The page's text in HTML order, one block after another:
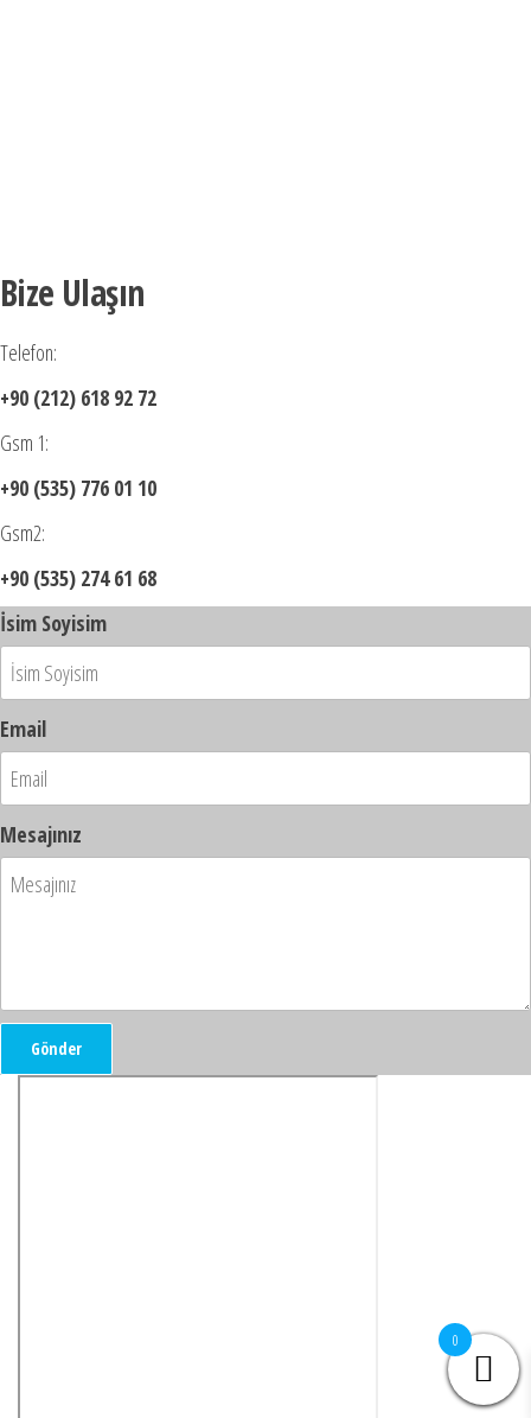
Bize Ulaşın
Telefon:
+90 (212) 618 92 72
Gsm 1:
+90 (535) 776 01 10
Gsm2:
+90 (535) 274 61 68
İsim Soyisim
Email
Mesajınız
Gönder
0